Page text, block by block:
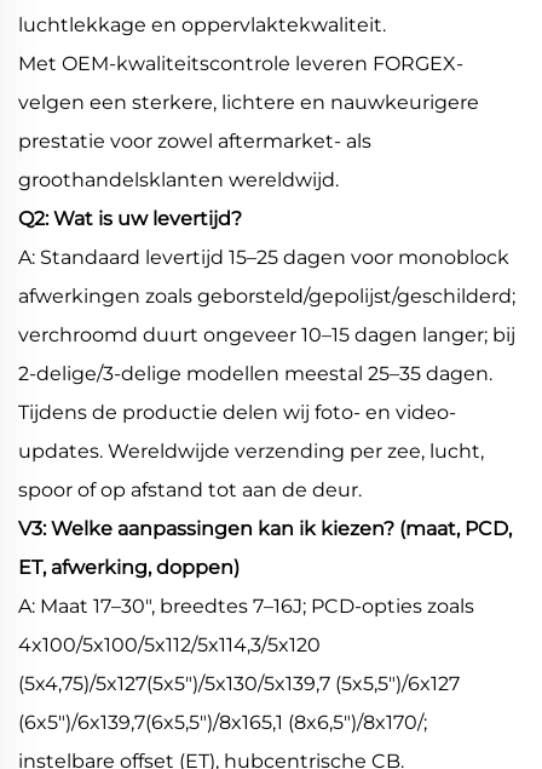
luchtlekkage en oppervlaktekwaliteit.
Met OEM-kwaliteitscontrole leveren FORGEX-
velgen een sterkere, lichtere en nauwkeurigere
prestatie voor zowel aftermarket- als
groothandelsklanten wereldwijd.
Q2: Wat is uw levertijd?
A: Standaard levertijd 15–25 dagen voor monoblock
afwerkingen zoals geborsteld/gepolijst/geschilderd;
verchroomd duurt ongeveer 10–15 dagen langer; bij
2-delige/3-delige modellen meestal 25–35 dagen.
Tijdens de productie delen wij foto- en video-
updates. Wereldwijde verzending per zee, lucht,
spoor of op afstand tot aan de deur.
V3: Welke aanpassingen kan ik kiezen? (maat, PCD,
ET, afwerking, doppen)
A: Maat 17–30", breedtes 7–16J; PCD-opties zoals
4x100/5x100/5x112/5x114,3/5x120
(5x4,75)/5x127(5x5")/5x130/5x139,7 (5x5,5")/6x127
(6x5")/6x139,7(6x5,5")/8x165,1 (8x6,5")/8x170/;
instelbare offset (ET), hubcentrische CB.